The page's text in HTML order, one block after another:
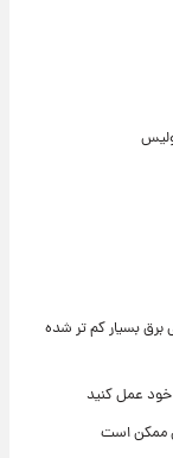
برق بسیار کم تر شده
خود عمل کنید
ممکن است